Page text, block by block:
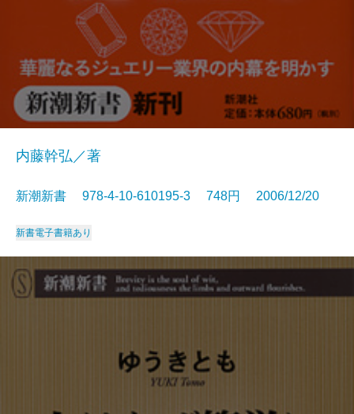
内藤幹弘／著
新潮新書 978-4-10-610195-3 748円 2006/12/20
新書電子書籍あり